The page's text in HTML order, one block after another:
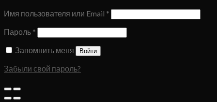
Имя пользователя или Email *
Пароль *
Запомнить меня
Войти
Забыли свой пароль?